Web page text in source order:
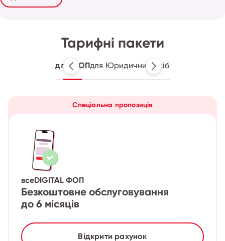
Тарифні пакети
для ФОПдля Юридичних осіб
Спеціальна пропозиція
всеDIGITAL ФОП
Безкоштовне обслуговування
до 6 місяців
Відкрити рахунок